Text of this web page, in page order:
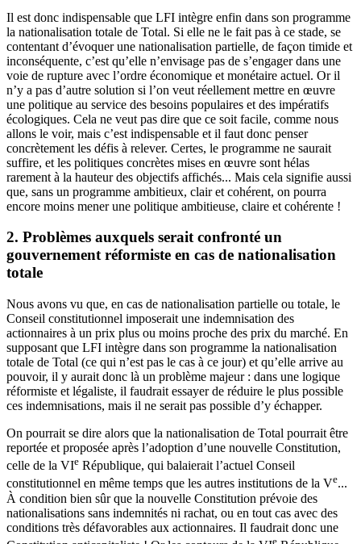
Il est donc indispensable que LFI intègre enfin dans son programme
la nationalisation totale de Total. Si elle ne le fait pas à ce stade, se
contentant d’évoquer une nationalisation partielle, de façon timide et
inconséquente, c’est qu’elle n’envisage pas de s’engager dans une
voie de rupture avec l’ordre économique et monétaire actuel. Or il
n’y a pas d’autre solution si l’on veut réellement mettre en œuvre
une politique au service des besoins populaires et des impératifs
écologiques. Cela ne veut pas dire que ce soit facile, comme nous
allons le voir, mais c’est indispensable et il faut donc penser
concrètement les défis à relever. Certes, le programme ne saurait
suffire, et les politiques concrètes mises en œuvre sont hélas
rarement à la hauteur des objectifs affichés... Mais cela signifie aussi
que, sans un programme ambitieux, clair et cohérent, on pourra
encore moins mener une politique ambitieuse, claire et cohérente !
2. Problèmes auxquels serait confronté un
gouvernement réformiste en cas de nationalisation
totale
Nous avons vu que, en cas de nationalisation partielle ou totale, le
Conseil constitutionnel imposerait une indemnisation des
actionnaires à un prix plus ou moins proche des prix du marché. En
supposant que LFI intègre dans son programme la nationalisation
totale de Total (ce qui n’est pas le cas à ce jour) et qu’elle arrive au
pouvoir, il y aurait donc là un problème majeur : dans une logique
réformiste et légaliste, il faudrait essayer de réduire le plus possible
ces indemnisations, mais il ne serait pas possible d’y échapper.
On pourrait se dire alors que la nationalisation de Total pourrait être
reportée et proposée après l’adoption d’une nouvelle Constitution,
celle de la VIe République, qui balaierait l’actuel Conseil
constitutionnel en même temps que les autres institutions de la Ve...
À condition bien sûr que la nouvelle Constitution prévoie des
nationalisations sans indemnités ni rachat, ou en tout cas avec des
conditions très défavorables aux actionnaires. Il faudrait donc une
e